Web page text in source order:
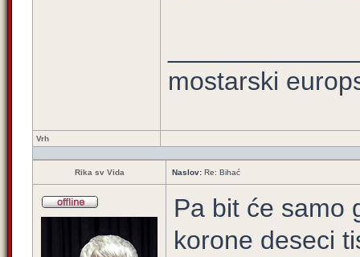
mostarski
Vrh
Rika sv Vida Naslov: Re: Bihać
Pa bit će samo
korone deseci